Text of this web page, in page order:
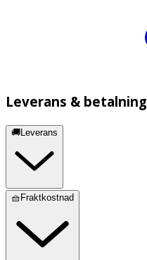
Leverans & betalning
🚚Leverans
🧺Fraktkostnad